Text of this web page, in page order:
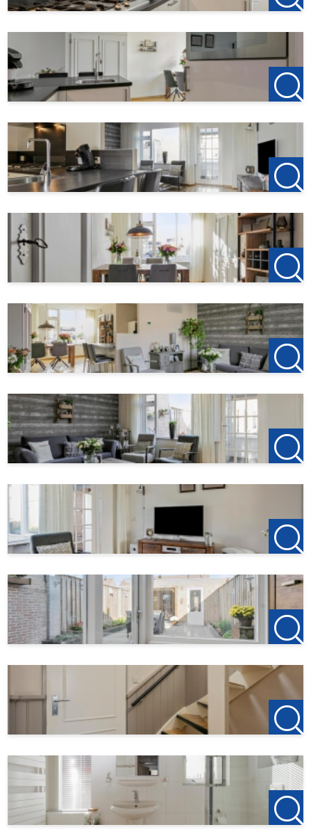
op als verhuurmakelaar voor de eigenaar. Voor dit object
zijn dus geen bemiddelingskosten van toepassing. Als u
na de bezichtiging wilt gaan huren is de aanbetaling op de
eerste huur €150, dit is om de woning te reserveren.
123Wonen Bergen op Zoom werkt bij deze woonruimte
als verhuurmakelaar voor de eigenaar. Heeft u uw vorige
huurwoning opgezegd of gaat u dit doen? Tip ons uw
vorige verhuurder en als 123Wonen daar als
100,-.
Vindt u dit aanbod op een andere website? Kijk op onze
eigen website voor het actuele aanbod:
Voor meer informatie of een vrijblijvende bezichtiging
nodigen wij u van harte uit contact op te nemen met:
123Wonen West-Brabant
Kantoor Bergen op Zoom
Zuidzijde haven 39a
4611 HC Bergen op Zoom
0164-760999
Kantoor Roosendaal
Laan van Brabant 22
4701 BK Roosendaal
T +31(0)165-235400
Bisschopsmolenstraat 62
4872 LA Etten-Leur
T +31(0)76-3001010